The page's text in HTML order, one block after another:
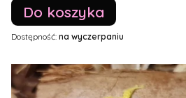
Do koszyka
Dostępność: na wyczerpaniu